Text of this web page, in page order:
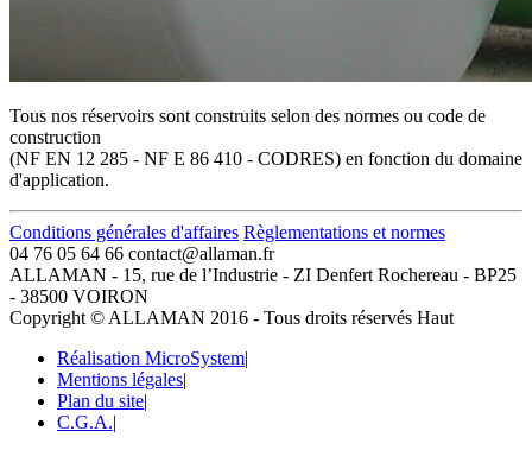
Tous nos réservoirs sont construits selon des normes ou code de
construction
(NF EN 12 285 - NF E 86 410 - CODRES) en fonction du domaine
d'application.
Conditions générales d'affaires Règlementations et normes
04 76 05 64 66 contact@allaman.fr
ALLAMAN - 15, rue de l’Industrie - ZI Denfert Rochereau - BP25
- 38500 VOIRON
Copyright © ALLAMAN 2016 - Tous droits réservés Haut
Réalisation MicroSystem|
Mentions légales|
Plan du site|
C.G.A.|